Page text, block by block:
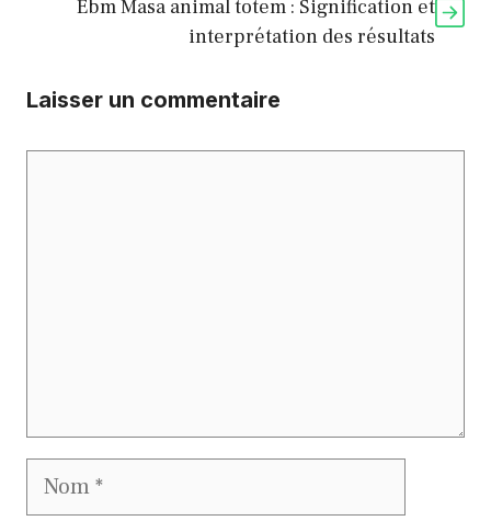
Ebm Masa animal totem : Signification et
interprétation des résultats
Laisser un commentaire
Nom